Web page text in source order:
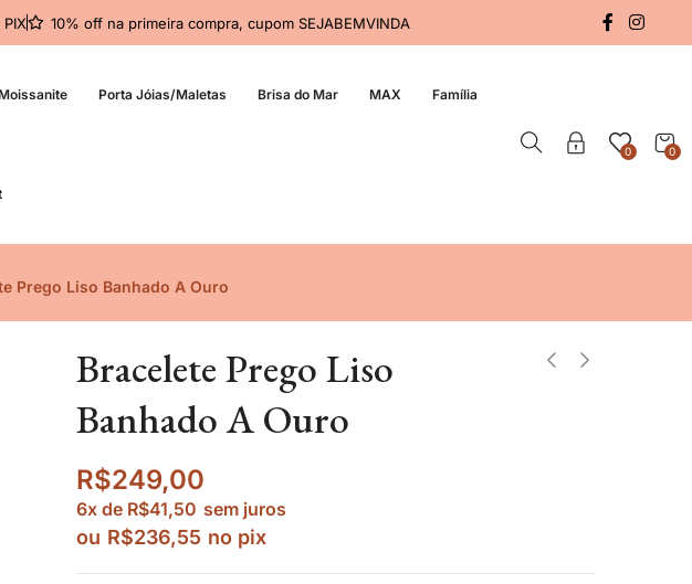
10% off na primeira compra, cupom SEJABEMVINDA
Porta Jóias/Maletas Brisa do Mar MAX Família
0
0
Prego Liso Banhado A Ouro
Bracelete Prego Liso
Banhado A Ouro
R$249,00
6x de R$41,50 sem juros
ou R$236,55 no pix